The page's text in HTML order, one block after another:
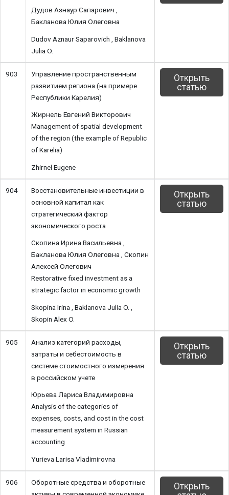
Дудов Азнаур Сапарович ,
Бакланова Юлия Олеговна
Dudov Aznaur Saparovich , Baklanova
Julia O.
903
Управление пространственным
развитием региона (на примере
Республики Карелия)
Жирнель Евгений Викторович
Management of spatial development
of the region (the example of Republic
of Karelia)
Zhirnel Eugene
Открыть
статью
904
Восстановительные инвестиции в
основной капитал как
стратегический фактор
экономического роста
Скопина Ирина Васильевна ,
Бакланова Юлия Олеговна , Скопин
Алексей Олегович
Restorative fixed investment as a
strategic factor in economic growth
Skopina Irina , Baklanova Julia O. ,
Skopin Alex O.
Открыть
статью
905
Анализ категорий расходы,
затраты и себестоимость в
системе стоимостного измерения
в российском учете
Юрьева Лариса Владимировна
Analysis of the categories of
expenses, costs, and cost in the cost
measurement system in Russian
accounting
Yurieva Larisa Vladimirovna
Открыть
статью
906
Оборотные средства и оборотные
Открыть